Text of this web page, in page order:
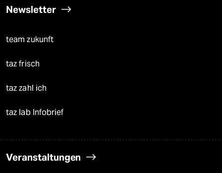
Newsletter
team zukunft
taz frisch
taz zahl ich
taz lab Infobrief
Veranstaltungen